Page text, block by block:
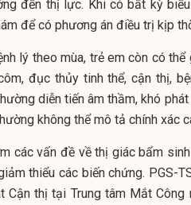
đến thị lực. Khi có bất kỳ
để có phương án điều trị kịp
lý theo mùa, trẻ em còn có
đục thủy tinh thể, cận thị,
diễn tiến âm thầm, khó
không thể mô tả chính xác
các vấn đề về thị giác bẩm
thiểu các biến chứng. PGS-
Cận thị tại Trung tâm Mắt Công